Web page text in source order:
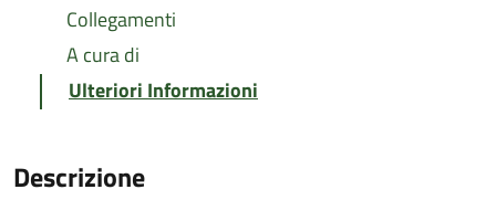
Collegamenti
A cura di
Ulteriori Informazioni
Descrizione